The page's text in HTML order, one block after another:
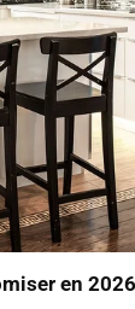
en 2026